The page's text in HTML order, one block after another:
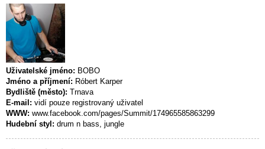
Uživatelské jméno: BOBO
Jméno a příjmení: Róbert Karper
Bydliště (město): Trnava
E-mail: vidí pouze registrovaný uživatel
WWW: www.facebook.com/pages/Summit/174965585863299
Hudební styl: drum n bass, jungle